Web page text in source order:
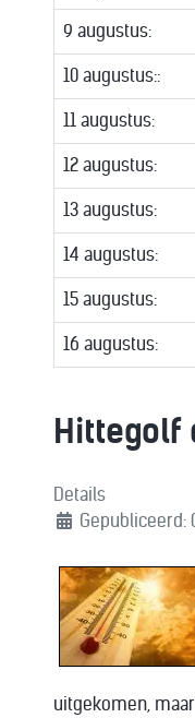
9 augustus:
10 augustus::
11 augustus:
12 augustus:
13 augustus:
14 augustus:
15 augustus:
16 augustus:
Hittegolf
Details
Gepubliceerd:
uitgekomen,